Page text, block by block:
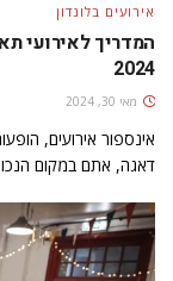
אירועים בלונדון
המדריך לאירועי
2024
מאי 30, 2024
אינספור אירועים,
דאגה, אתם במקום